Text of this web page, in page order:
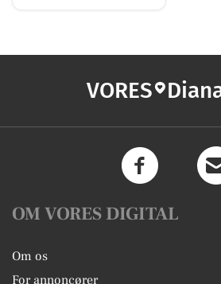
VORES
OM VORES DIGITAL
Om os
For annoncører